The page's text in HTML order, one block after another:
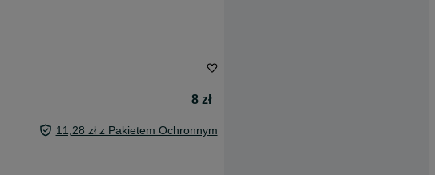
8 zł
11,28 zł z Pakietem Ochronnym